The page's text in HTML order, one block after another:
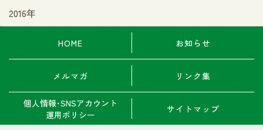
2016年
HOME お知らせ
メルマガ リンク集
個人情報･SNSアカウント
運用ポリシー
サイトマップ